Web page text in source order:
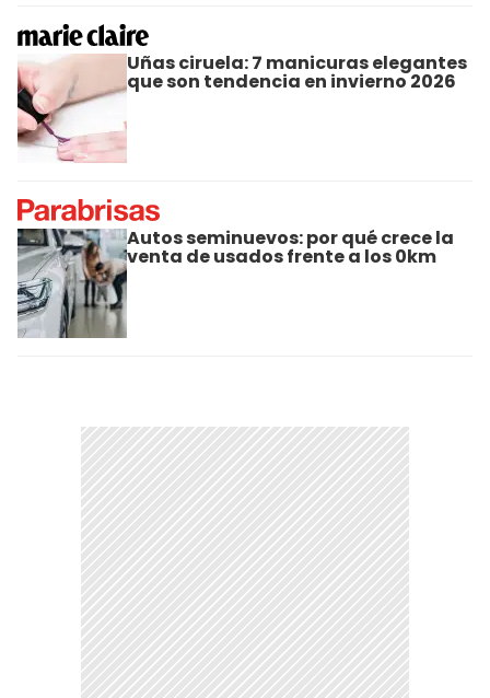
Uñas ciruela: 7 manicuras elegantes
que son tendencia en invierno 2026
Autos seminuevos: por qué crece la
venta de usados frente a los 0km